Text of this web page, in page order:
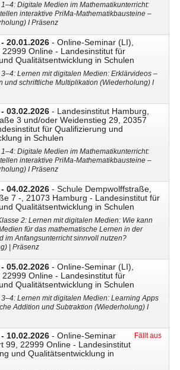
Digitale Medien im Mathematikunterricht:
interaktive PriMa-Mathematikbausteine –
I Präsenz
- 20.01.2026 - Online-Seminar (LI),
Online - Landesinstitut für
Qualitätsentwicklung in Schulen
Lernen mit digitalen Medien: Erklärvideos –
und schriftliche Multiplikation (Wiederholung) I
- 03.02.2026 - Landesinstitut Hamburg,
3 und/oder Weidenstieg 29, 20357
für Qualifizierung und
in Schulen
Digitale Medien im Mathematikunterricht:
interaktive PriMa-Mathematikbausteine –
I Präsenz
- 04.02.2026 - Schule Dempwolffstraße,
7 -, 21073 Hamburg - Landesinstitut für
Qualitätsentwicklung in Schulen
2: Lernen mit digitalen Medien: Wie kann
für das mathematische Lernen in der
im Anfangsunterricht sinnvoll nutzen?
| Präsenz
- 05.02.2026 - Online-Seminar (LI),
Online - Landesinstitut für
Qualitätsentwicklung in Schulen
Lernen mit digitalen Medien: Learning Apps
Addition und Subtraktion (Wiederholung) I
- 10.02.2026 - Online-Seminar
99, 22999 Online - Landesinstitut
und Qualitätsentwicklung in
Fällt aus